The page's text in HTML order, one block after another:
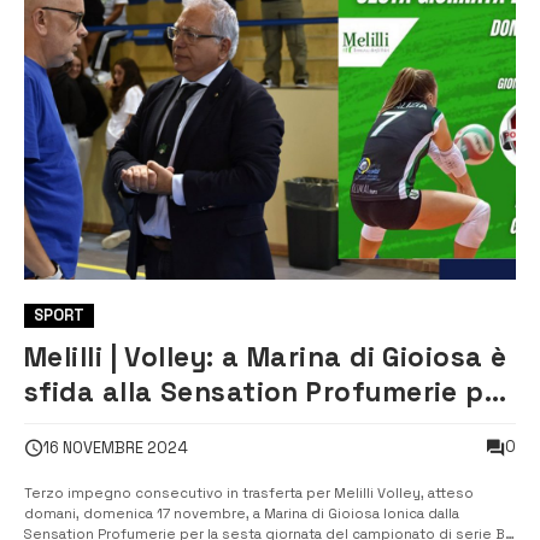
SPORT
Melilli | Volley: a Marina di Gioiosa è
sfida alla Sensation Profumerie per
16 NOVEMBRE 2024 0
Terzo impegno consecutivo in trasferta per Melilli Volley, atteso
domani, domenica 17 novembre, a Marina di Gioiosa Ionica dalla
Sensation Profumerie per la sesta giornata del campionato di serie B2